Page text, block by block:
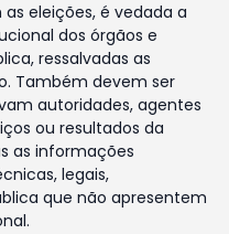
eleições, é vedada a
dos órgãos e
ressalvadas as
Também devem ser
autoridades, agentes
ou resultados da
as informações
legais,
que não apresentem